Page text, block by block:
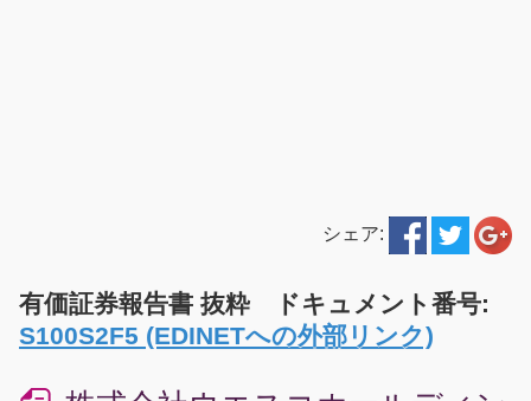
シェア:
有価証券報告書 抜粋 ドキュメント番号:
S100S2F5 (EDINETへの外部リンク)